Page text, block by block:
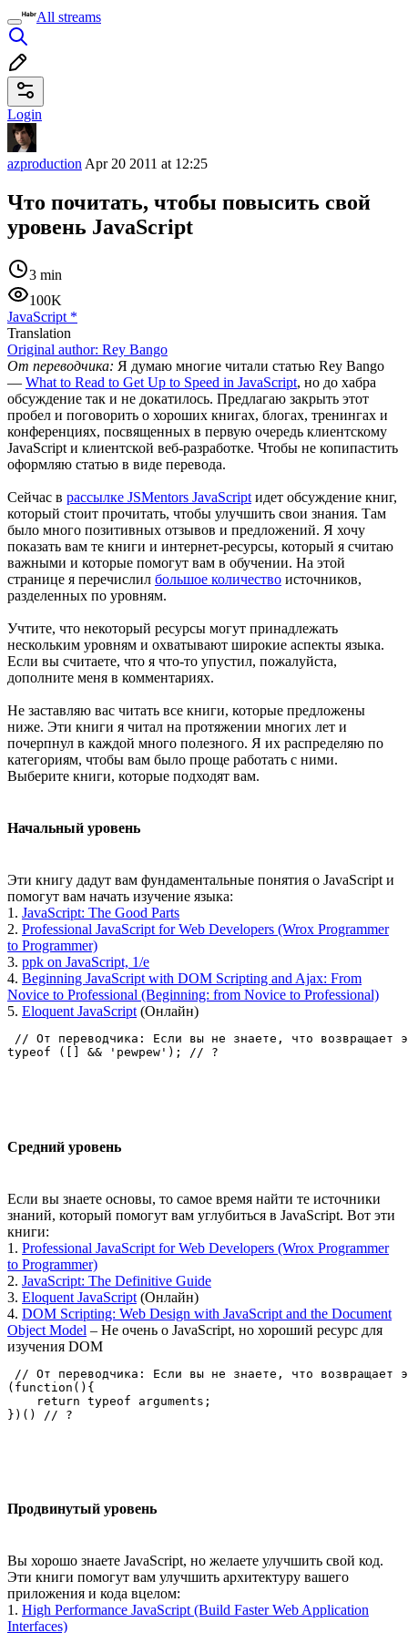
All streams
Login
azproduction Apr 20 2011 at 12:25
Что почитать, чтобы повысить свой
уровень JavaScript
3 min
100K
JavaScript *
Translation
Original author: Rey Bango
От переводчика: Я думаю многие читали статью Rey Bango
— What to Read to Get Up to Speed in JavaScript, но до хабра
обсуждение так и не докатилось. Предлагаю закрыть этот
пробел и поговорить о хороших книгах, блогах, тренингах и
конференциях, посвященных в первую очередь клиентскому
JavaScript и клиентской веб-разработке. Чтобы не копипастить
оформляю статью в виде перевода.
Сейчас в рассылке JSMentors JavaScript идет обсуждение книг,
который стоит прочитать, чтобы улучшить свои знания. Там
было много позитивных отзывов и предложений. Я хочу
показать вам те книги и интернет-ресурсы, который я считаю
важными и которые помогут вам в обучении. На этой
странице я перечислил большое количество источников,
разделенных по уровням.
Учтите, что некоторый ресурсы могут принадлежать
нескольким уровням и охватывают широкие аспекты языка.
Если вы считаете, что я что-то упустил, пожалуйста,
дополните меня в комментариях.
Не заставляю вас читать все книги, которые предложены
ниже. Эти книги я читал на протяжении многих лет и
почерпнул в каждой много полезного. Я их распределяю по
категориям, чтобы вам было проще работать с ними.
Выберите книги, которые подходят вам.
Начальный уровень
Эти книгу дадут вам фундаментальные понятия о JavaScript и
помогут вам начать изучение языка:
1. JavaScript: The Good Parts
2. Professional JavaScript for Web Developers (Wrox Programmer
to Programmer)
3. ppk on JavaScript, 1/e
4. Beginning JavaScript with DOM Scripting and Ajax: From
Novice to Professional (Beginning: from Novice to Professional)
5. Eloquent JavaScript (Онлайн)
// От переводчика: Если вы не знаете, что возвращает
typeof ([] && 'pewpew'); // ?
Средний уровень
Если вы знаете основы, то самое время найти те источники
знаний, который помогут вам углубиться в JavaScript. Вот эти
книги:
1. Professional JavaScript for Web Developers (Wrox Programmer
to Programmer)
2. JavaScript: The Definitive Guide
3. Eloquent JavaScript (Онлайн)
4. DOM Scripting: Web Design with JavaScript and the Document
Object Model – Не очень о JavaScript, но хороший ресурс для
изучения DOM
// От переводчика: Если вы не знаете, что возвращает
(function(){
    return typeof arguments;
Продвинутый уровень
Вы хорошо знаете JavaScript, но желаете улучшить свой код.
Эти книги помогут вам улучшить архитектуру вашего
приложения и кода вцелом:
1. High Performance JavaScript (Build Faster Web Application
Interfaces)